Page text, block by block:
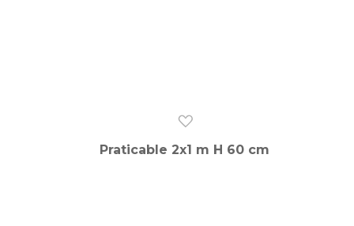
Praticable 2x1 m H 60 cm